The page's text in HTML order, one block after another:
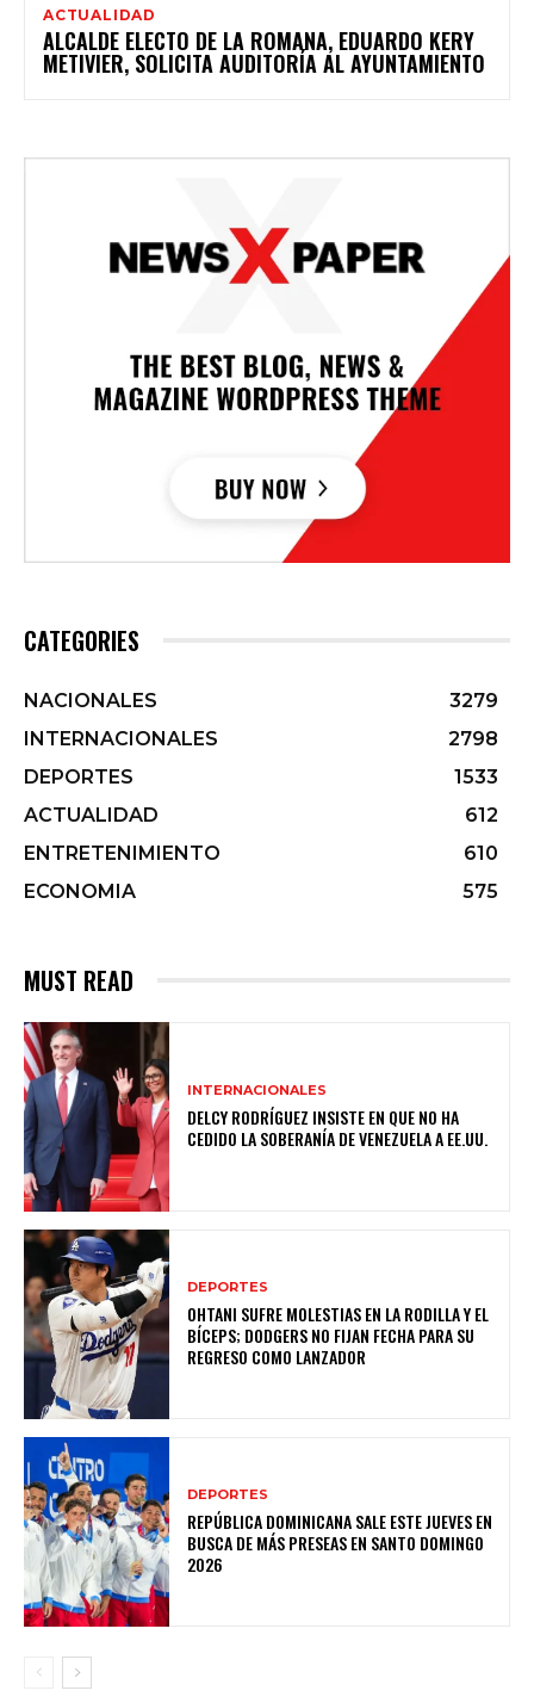
ACTUALIDAD
ALCALDE ELECTO DE LA ROMANA, EDUARDO KERY
METIVIER, SOLICITA AUDITORÍA AL AYUNTAMIENTO
CATEGORIES
NACIONALES
3279
INTERNACIONALES
2798
DEPORTES
1533
ACTUALIDAD
612
ENTRETENIMIENTO
610
ECONOMIA
575
MUST READ
INTERNACIONALES
DELCY RODRÍGUEZ INSISTE EN QUE NO HA
CEDIDO LA SOBERANÍA DE VENEZUELA A EE.UU.
DEPORTES
OHTANI SUFRE MOLESTIAS EN LA RODILLA Y EL
BÍCEPS; DODGERS NO FIJAN FECHA PARA SU
REGRESO COMO LANZADOR
DEPORTES
REPÚBLICA DOMINICANA SALE ESTE JUEVES EN
BUSCA DE MÁS PRESEAS EN SANTO DOMINGO
2026